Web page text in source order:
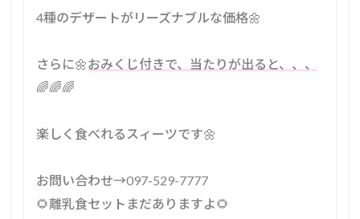
4種のデザートがリーズナブルな価格🌼⁡
⁡さらに🌼おみくじ付きで、当たりが出ると、、、
🌈🌈🌈⁡
楽しく食べれるスィーツです🌼⁡
⁡お問い合わせ→097-529-7777⁡
⁡🌻離乳食セットまだありますよ🌻⁡